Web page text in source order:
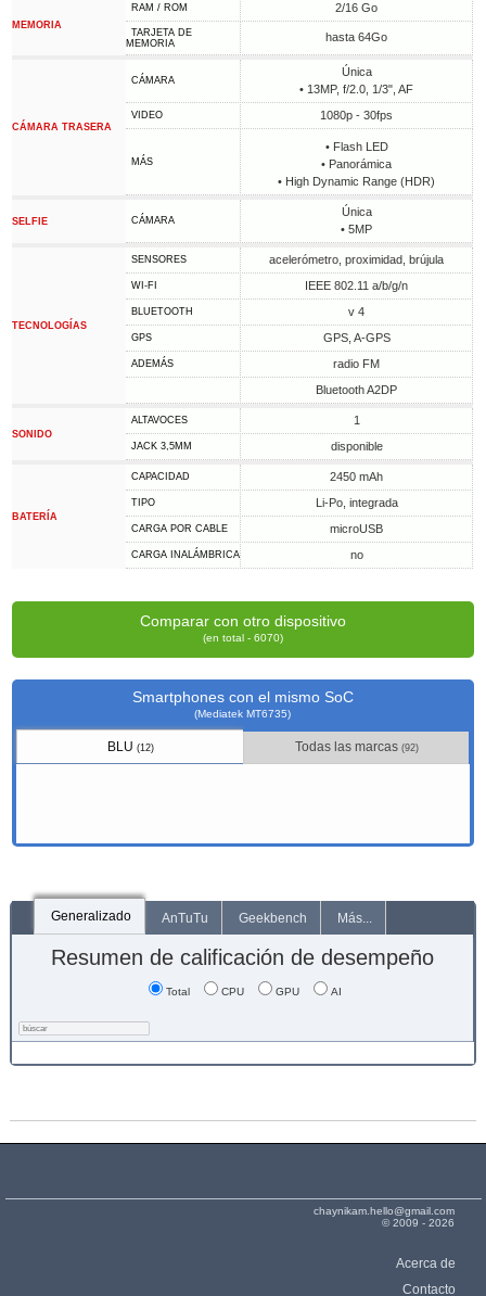
MEMORIA
RAM / ROM 2/16 Go
TARJETA DE
MEMORIA
hasta 64Go
CÁMARA TRASERA
CÁMARA
Única
• 13MP, f/2.0, 1/3", AF
VIDEO 1080p - 30fps
MÁS
• Flash LED
• Panorámica
• High Dynamic Range (HDR)
SELFIE CÁMARA
Única
• 5MP
TECNOLOGÍAS
SENSORES acelerómetro, proximidad, brújula
WI-FI IEEE 802.11 a/b/g/n
BLUETOOTH v 4
GPS GPS, A-GPS
ADEMÁS
radio FM
Bluetooth A2DP
SONIDO
ALTAVOCES 1
JACK 3,5MM disponible
BATERÍA
CAPACIDAD 2450 mAh
TIPO Li-Po, integrada
CARGA POR CABLE microUSB
CARGA INALÁMBRICA no
Comparar con otro dispositivo
(en total - 6070)
Smartphones con el mismo SoC
(Mediatek MT6735)
BLU (12) Todas las marcas (92)
Generalizado AnTuTu Geekbench Más...
Resumen de calificación de desempeño
Total CPU GPU AI
chaynikam.hello@gmail.com
© 2009 - 2026
Acerca de
Contacto